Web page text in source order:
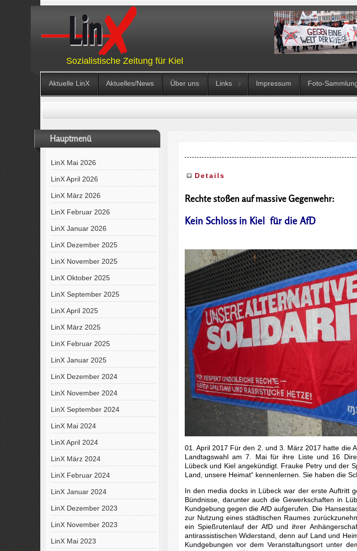
Sozialistische Zeitung für Kiel
Aktuelle LinX Aktuelles/News Über uns Links Impressum Foto-
Hauptmenü
LinX Mai 2026
LinX April 2026
LinX März 2026
LinX Februar 2026
LinX Januar 2026
LinX Dezember 2025
LinX November 2025
LinX Oktober 2025
LinX September 2025
LinX April 2025
LinX März 2025
LinX Februar 2025
LinX Januar 2025
LinX Dezember 2024
LinX November 2024
LinX September 2024
LinX Mai 2024
LinX April 2024
LinX März 2024
LinX Februar 2024
LinX Januar 2024
LinX Dezember 2023
LinX November 2023
LinX Mai 2023
Details
Rechte stoßen auf massive Gegenwehr:
Kein Schloss in Kiel für die AfD
01. April 2017 Für den 2. und 3. März 2017 hatte die
Landtagswahl am 7. Mai für ihre Liste und 16
Lübeck und Kiel angekündigt. Frauke Petry und der
Land, unsere Heimat“ kennenlernen. Sie haben die
In den media docks in Lübeck war der erste Auftritt
Bündnisse, darunter auch die Gewerkschaften in
Kundgebung gegen die AfD aufgerufen. Die
zur Nutzung eines städtischen Raumes
ein Spießrutenlauf der AfD und ihrer
antirassistischen Widerstand, denn auf Land und
Kundgebungen vor dem Veranstaltungsort unter